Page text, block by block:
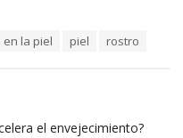
la piel piel rostro
el envejecimiento?